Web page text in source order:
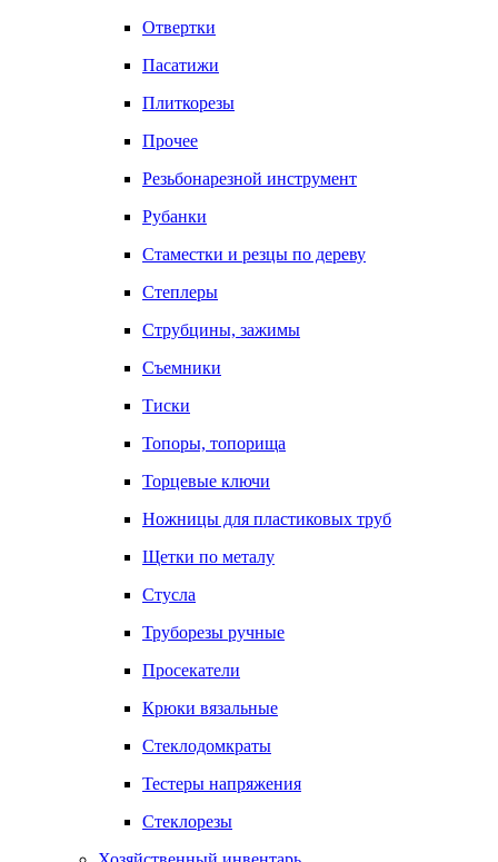
Отвертки
Пасатижи
Плиткорезы
Прочее
Резьбонарезной инструмент
Рубанки
Стаместки и резцы по дереву
Степлеры
Струбцины, зажимы
Съемники
Тиски
Топоры, топорища
Торцевые ключи
Ножницы для пластиковых труб
Щетки по металу
Стусла
Труборезы ручные
Просекатели
Крюки вязальные
Стеклодомкраты
Тестеры напряжения
Стеклорезы